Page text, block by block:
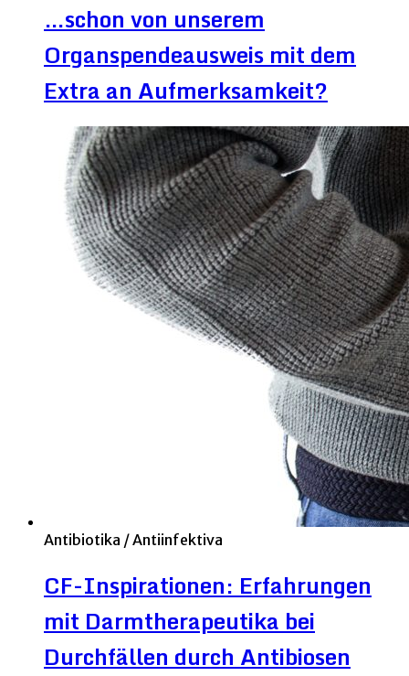
…schon von unserem
Organspendeausweis mit dem
Extra an Aufmerksamkeit?
Antibiotika / Antiinfektiva
CF-Inspirationen: Erfahrungen
mit Darmtherapeutika bei
Durchfällen durch Antibiosen